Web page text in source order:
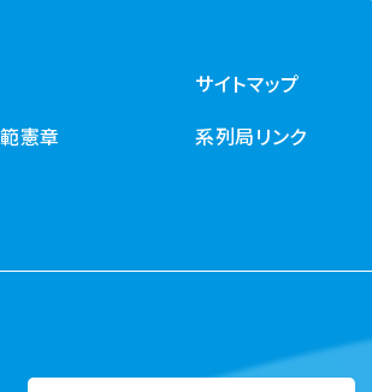
憲章
サイトマップ
系列局リンク